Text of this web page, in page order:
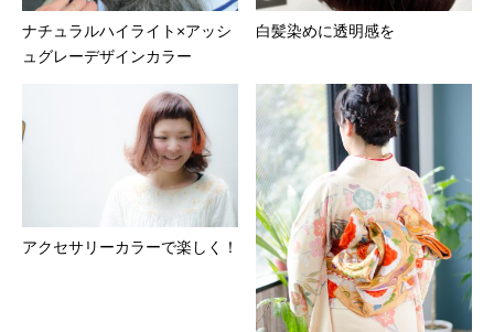
ナチュラルハイライト×アッシ
ュグレーデザインカラー
白髪染めに透明感を
アクセサリーカラーで楽しく！